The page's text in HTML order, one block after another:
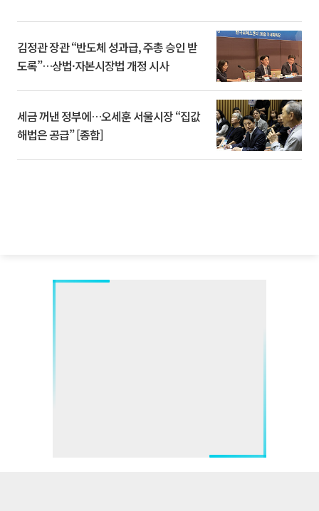
김정관 장관 “반도체 성과급, 주총 승인 받
도록”…상법·자본시장법 개정 시사
세금 꺼낸 정부에…오세훈 서울시장 “집값
해법은 공급” [종합]